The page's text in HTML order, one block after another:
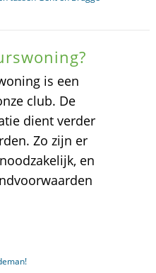
is een
club. De
dient verder
Zo zijn er
en